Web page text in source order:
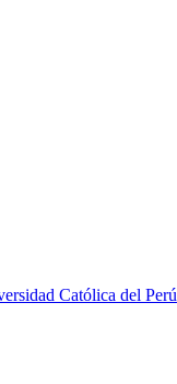
Católica del Perú